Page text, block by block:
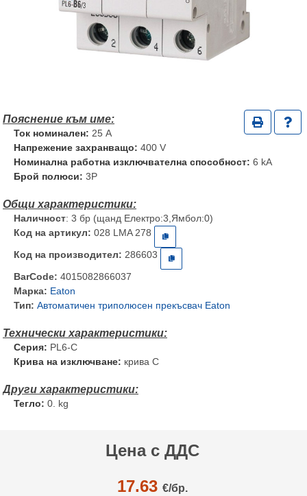
Ток номинален: 25 A
Напрежение захранващо: 400 V
Номинална работна изключвателна способност: 6 kA
Брой полюси: 3P
Наличност: 3 бр (щанд Електро:3,Ямбол:0)
Код на артикул: 028 LMA 278
Код на производител: 286603
BarCode: 4015082866037
Марка: Eaton
Тип: Автоматичен триполюсен прекъсвач Eaton
Серия: PL6-C
Крива на изключване: крива C
Тегло: 0. kg
Цена с ДДС
17.63 €/бр.